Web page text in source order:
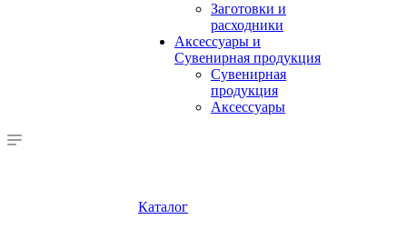
Заготовки и
расходники
Аксессуары и
Сувенирная продукция
Сувенирная
продукция
Аксессуары
Каталог